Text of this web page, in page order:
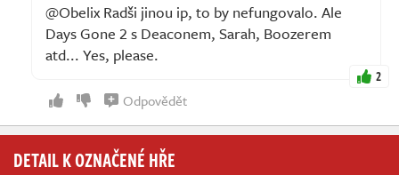
@Obelix Radši jinou ip, to by nefungovalo. Ale
Days Gone 2 s Deaconem, Sarah, Boozerem
atd... Yes, please.
2
Odpovědět
DETAIL K OZNAČENÉ HŘE